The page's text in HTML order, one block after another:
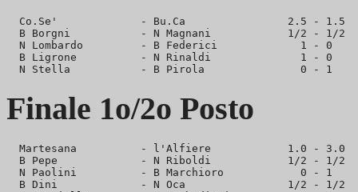
  Co.Se'             - Bu.Ca                2.5 - 1.5
  B Borgni           - N Magnani            1/2 - 1/2
  N Lombardo         - B Federici             1 - 0
  B Ligrone          - N Rinaldi              1 - 0
Finale 1o/2o Posto
  Martesana          - l'Alfiere            1.0 - 3.0
  B Pepe             - N Riboldi            1/2 - 1/2
  N Paolini          - B Marchioro            0 - 1
  B Dini             - N Oca                1/2 - 1/2